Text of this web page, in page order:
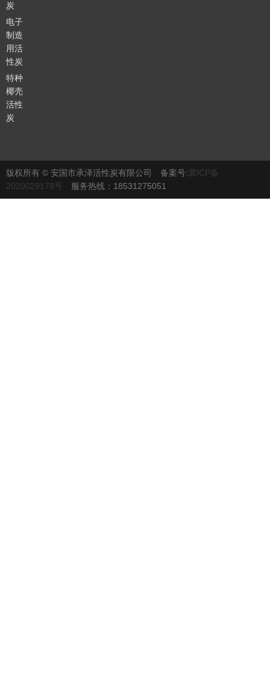
炭
电子
制造
用活
性炭
特种
椰壳
活性
炭
版权所有 © 安国市承泽活性炭有限公司 备案号: 冀ICP备
2020029178号 服务热线：18531275051